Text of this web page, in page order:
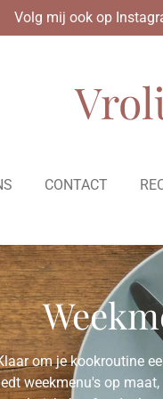
Volg mij ook op
CONTACT
om je kookroutine
weekmenu's op